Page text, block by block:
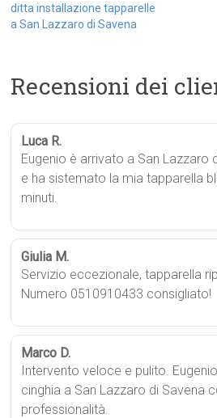
ditta installazione tapparelle
a San Lazzaro di Savena
Recensioni dei
Luca R.
Eugenio è arrivato a San Lazzaro
e ha sistemato la mia tapparella
minuti.
Giulia M.
Servizio eccezionale, tapparella
Numero 0510910433 consigliato!
Marco D.
Intervento veloce e pulito.
cinghia a San Lazzaro di Savena
professionalità.